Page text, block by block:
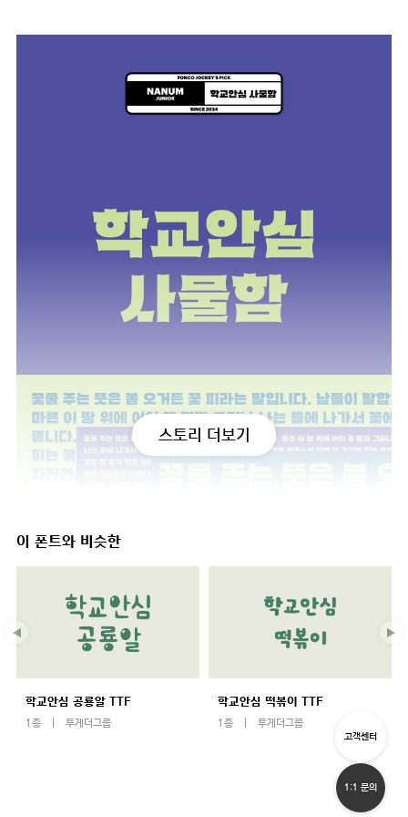
스토리 더보기
이 폰트와 비슷한
학교안심 공룡알 TTF
1종 투게더그룹
학교안심 떡볶이 TTF
1종 투게더그룹
고객센터
1:1 문의